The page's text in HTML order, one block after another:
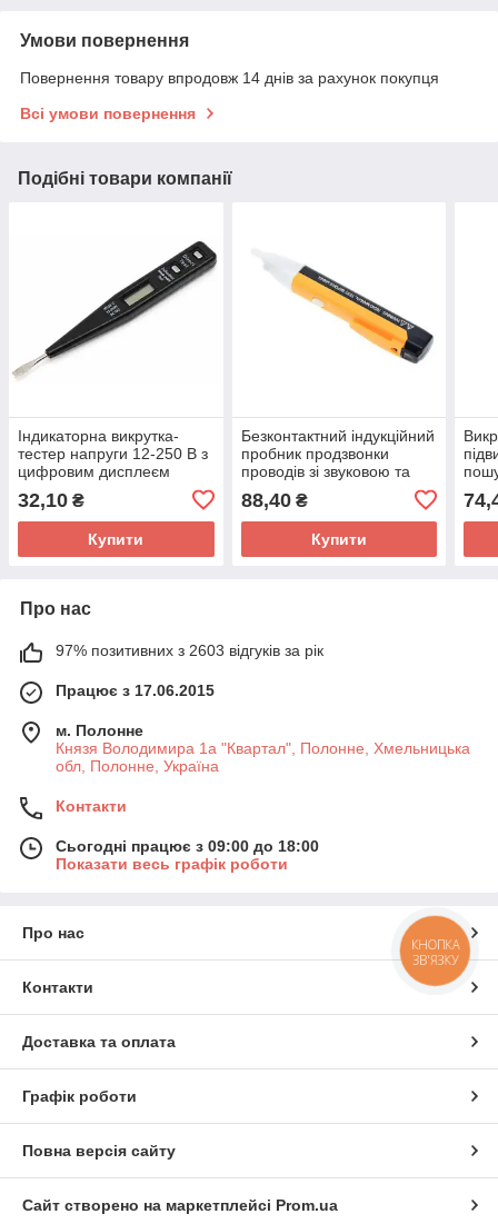
Умови повернення
Повернення товару впродовж 14 днів за рахунок покупця
Всі умови повернення
Подібні товари компанії
Індикаторна викрутка-
тестер напруги 12-250 В з
цифровим дисплеєм
32,10 ₴
Купити
Безконтактний індукційний
пробник продзвонки
проводів зі звуковою та
світловою сигналізацією
88,40₴
Купити
Про нас
97% позитивних з 2603 відгуків за рік
Працює з 17.06.2015
м. Полонне
Князя Володимира 1а "Квартал", Полонне, Хмельницька
обл, Полонне, Україна
Контакти
Сьогодні працює з 09:00 до 18:00
Показати весь графік роботи
Про нас
Контакти
Доставка та оплата
Графік роботи
Повна версія сайту
Сайт створено на маркетплейсі Prom.ua
КНОПКА
ЗВ'ЯЗКУ